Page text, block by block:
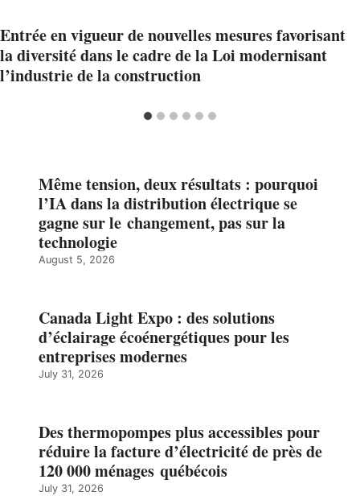
Entrée en vigueur de nouvelles mesures favorisant
la diversité dans le cadre de la Loi modernisant
l’industrie de la construction
Même tension, deux résultats : pourquoi
l’IA dans la distribution électrique se
gagne sur le changement, pas sur la
technologie
August 5, 2026
Canada Light Expo : des solutions
d’éclairage écoénergétiques pour les
entreprises modernes
July 31, 2026
Des thermopompes plus accessibles pour
réduire la facture d’électricité de près de
120 000 ménages québécois
July 31, 2026